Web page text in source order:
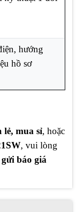
hướng
hồ sơ
lẻ, mua sỉ, hoặc
, vui lòng
gửi báo giá